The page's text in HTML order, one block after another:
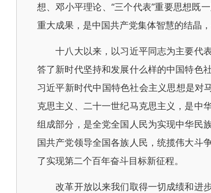
想、邓小平理论、“三个代表”重要思想既
重大成果，是中国共产党集体智慧的结晶
十八大以来，以习近平同志为主要代表
答了新时代坚持和发展什么样的中国特色
习近平新时代中国特色社会主义思想是对
克思主义、二十一世纪马克思主义，是中
组成部分，是全党全国人民为实现中华民
国共产党领导全国各族人民，统揽伟大斗
了实现第二个百年奋斗目标新征程。
改革开放以来我们取得一切成绩和进步